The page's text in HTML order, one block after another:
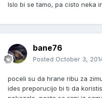
Islo bi se tamo, pa cisto neka
bane76
Posted October 3,
poceli su da hrane ribu za
ides preporucijo bi ti da